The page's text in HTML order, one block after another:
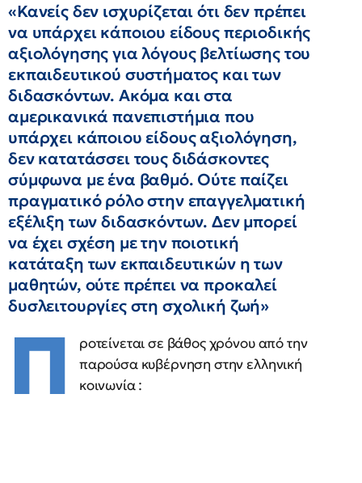
«Κανείς δεν ισχυρίζεται ότι δεν πρέπει
να υπάρχει κάποιου είδους περιοδικής
αξιολόγησης για λόγους βελτίωσης του
εκπαιδευτικού συστήματος και των
διδασκόντων. Ακόμα και στα
αμερικανικά πανεπιστήμια που
υπάρχει κάποιου είδους αξιολόγηση,
δεν κατατάσσει τους διδάσκοντες
σύμφωνα με ένα βαθμό. Ούτε παίζει
πραγματικό ρόλο στην επαγγελματική
εξέλιξη των διδασκόντων. Δεν μπορεί
να έχει σχέση με την ποιοτική
κατάταξη των εκπαιδευτικών η των
μαθητών, ούτε πρέπει να προκαλεί
δυσλειτουργίες στη σχολική ζωή»
Π
ροτείνεται σε βάθος χρόνου από την
παρούσα κυβέρνηση στην ελληνική
κοινωνία :